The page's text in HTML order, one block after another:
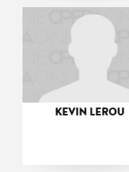
KEVIN LEROU